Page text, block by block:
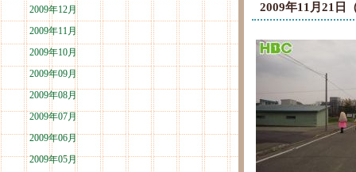
2009年12月
2009年11月
2009年10月
2009年09月
2009年08月
2009年07月
2009年06月
2009年05月
2009年11月21